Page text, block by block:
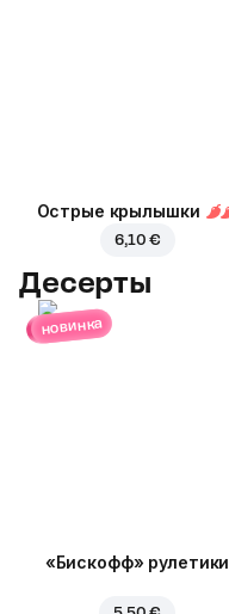
Острые крылышки
6,10 €
Десерты
новинка
«Бискофф» рулетики